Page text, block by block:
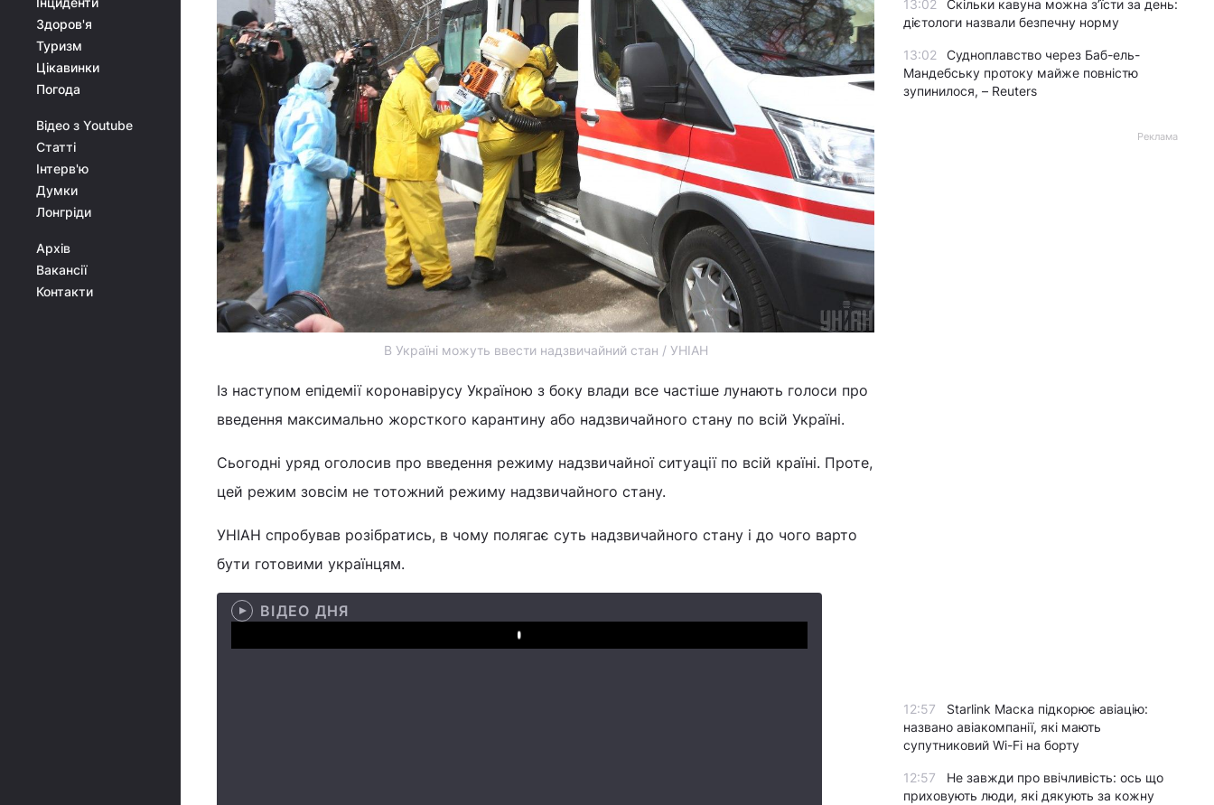
Здоров'я
Туризм
Цікавинки
Погода
Відео з Youtube
Статті
Інтерв'ю
Думки
Лонгріди
Архів
Вакансії
Контакти
В Україні можуть ввести надзвичайний стан / УНІАН
Із наступом епідемії коронавірусу Україною з боку влади все частіше лунають голоси про
введення максимально жорсткого карантину або надзвичайного стану по всій Україні.
Сьогодні уряд оголосив про введення режиму надзвичайної ситуації по всій країні. Проте,
цей режим зовсім не тотожний режиму надзвичайного стану.
УНІАН спробував розібратись, в чому полягає суть надзвичайного стану і до чого варто
бути готовими українцям.
ВІДЕО ДНЯ
Play
13:02
Скільки кавуна можна з’їсти за день:
дієтологи назвали безпечну норму
13:02
Судноплавство через Баб-ель-
Мандебську протоку майже повністю
зупинилося, – Reuters
Реклама
12:57
Starlink Маска підкорює авіацію:
названо авіакомпанії, які мають
супутниковий Wi-Fi на борту
12:57
Не завжди про ввічливість: ось що
приховують люди, які дякують за кожну